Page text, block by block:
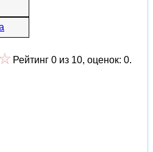
Рейтинг 0 из 10, оценок: 0.